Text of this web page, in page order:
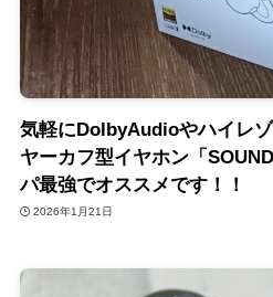
気軽にDolbyAudioやハイレ
ヤーカフ型イヤホン「
パ最強でオススメです！！
2026年1月21日